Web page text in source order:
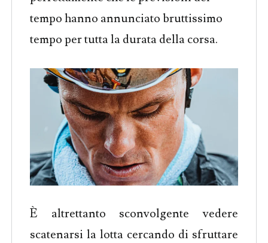
tempo hanno annunciato bruttissimo
tempo per tutta la durata della corsa.
È altrettanto sconvolgente vedere
scatenarsi la lotta cercando di sfruttare